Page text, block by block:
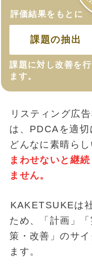
評価結果をもとに
課題の抽出
課題に対し改善を
ます。
リスティング広
は、PDCAを適切
どんなに素晴ら
まわせないと継
ません。
KAKETSUKEは
ため、「計画」
策・改善」のサ
ます。